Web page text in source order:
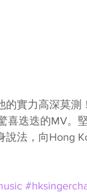
實力高深莫測
喜迭迭的MV。
法，向Hong